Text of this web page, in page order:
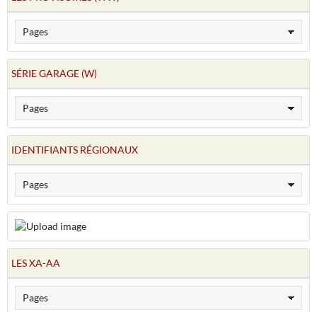
SÉRIE GARAGE (W)
IDENTIFIANTS RÉGIONAUX
LES XA-AA